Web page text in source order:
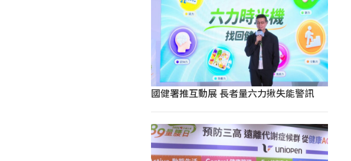
國健署推互動展 長者量六力揪失能警訊